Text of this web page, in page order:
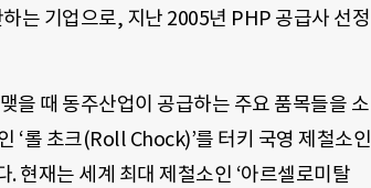
는 기업으로, 지난 2005년 PHP 공급사 선정
을 때 동주산업이 공급하는 주요 품목들을 소
‘롤 초크(Roll Chock)’를 터키 국영 제철소인
현재는 세계 최대 제철소인 ‘아르셀로미탈